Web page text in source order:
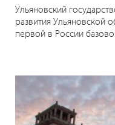
Ульяновский
развития Ульяновской
первой в России